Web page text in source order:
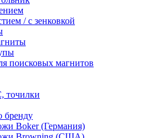
/ с зенковкой
поисковых магнитов
точилки
бренду
Boker (Германия)